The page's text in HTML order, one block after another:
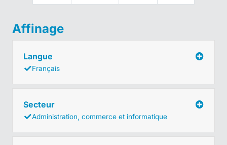
Affinage
Langue
Français
Secteur
Administration, commerce et informatique